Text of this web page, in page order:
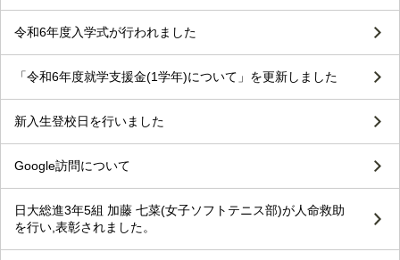
令和6年度入学式が行われました
「令和6年度就学支援金(1学年)について」を更新しました
新入生登校日を行いました
Google訪問について
日大総進3年5組 加藤 七菜(女子ソフトテニス部)が人命救助
を行い,表彰されました。